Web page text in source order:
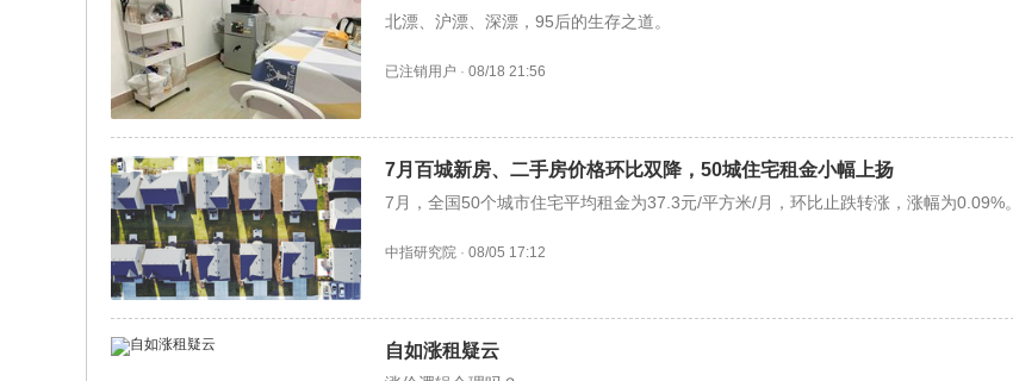
北漂、沪漂、深漂，95后的生存之道。
已注销用户 · 08/18 21:56
7月百城新房、二手房价格环比双降，50城住宅租金小幅上扬
7月，全国50个城市住宅平均租金为37.3元/平方米/月，环比止跌转涨，涨幅为0.09%。
中指研究院 · 08/05 17:12
自如涨租疑云